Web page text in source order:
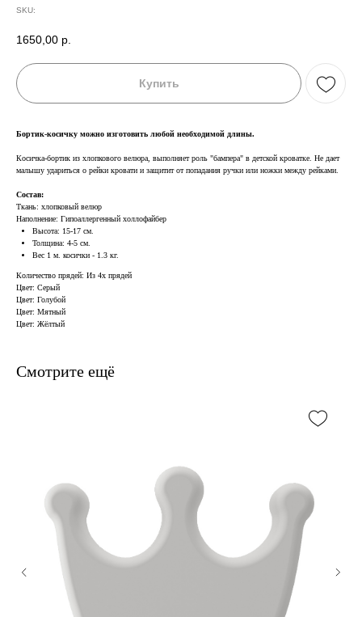
SKU:
1650,00 р.
Купить
Бортик-косичку можно изготовить любой необходимой длины.
Косичка-бортик из хлопкового велюра, выполняет роль "бампера" в детской кроватке. Не дает
малышу удариться о рейки кровати и защитит от попадания ручки или ножки между рейками.
Состав:
Ткань: хлопковый велюр
Наполнение: Гипоаллергенный холлофайбер
Высота: 15-17 см.
Толщина: 4-5 см.
Вес 1 м. косички - 1.3 кг.
Количество прядей: Из 4х прядей
Цвет: Серый
Цвет: Голубой
Цвет: Мятный
Цвет: Жёлтый
Смотрите ещё
Когда нужен заказ быстро, и ждать нет времени — у нас
В наличии, отправим
завтра